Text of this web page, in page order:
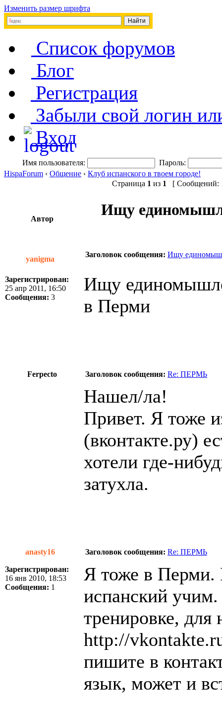
Изменить размер шрифта
Список форумов
Блог
Регистрация
Забыли свой логин
Вход
Имя пользователя:
Пароль:
HispaForum ‹ Общение ‹ Клуб испанского в твоем городе!
Страница 1 из 1 [ Сообщений:
Автор
Ищу
yanigma
Заголовок сообщения: Ищу
Зарегистрирован:
25 апр 2011, 16:50
Сообщения: 3
Ищу
в Перми
Ferpecto Заголовок сообщения: Re: ПЕРМЬ
Нашел/ла!
Привет. Я тоже
(вконтакте.ру)
хотели где-
затухла.
anasty16 Заголовок сообщения: Re: ПЕРМЬ
Зарегистрирован:
16 янв 2010, 18:53
Сообщения: 1
Я тоже в Перми.
испанский
тренировке, для
http://
пишите в
язык, может и